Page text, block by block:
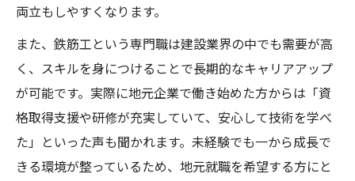
両立もしやすくなります。
また、鉄筋工という専門職は建設業界の中でも需要が高
く、スキルを身につけることで長期的なキャリアアップ
が可能です。実際に地元企業で働き始めた方からは「資
格取得支援や研修が充実していて、安心して技術を学べ
た」といった声も聞かれます。未経験でも一から成長で
きる環境が整っているため、地元就職を希望する方にと